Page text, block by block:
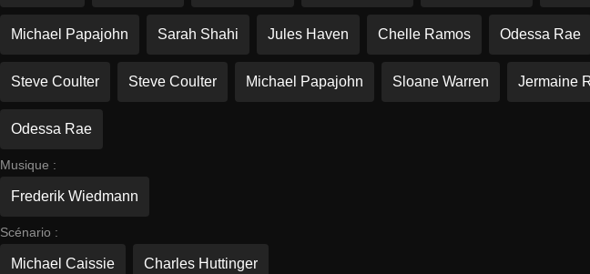
Michael Papajohn Sarah Shahi Jules Haven Chelle Ramos Odessa Rae
Steve Coulter Steve Coulter Michael Papajohn Sloane Warren Jermaine
Odessa Rae
Musique :
Frederik Wiedmann
Scénario :
Michael Caissie Charles Huttinger